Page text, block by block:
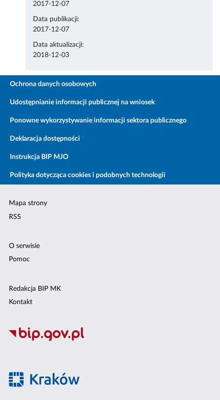
2017-12-07
Data publikacji:
2017-12-07
Data aktualizacji:
2018-12-03
Ochrona danych osobowych
Udostępnianie informacji publicznej na wniosek
Ponowne wykorzystywanie informacji sektora publicznego
Deklaracja dostępności
Instrukcja BIP MJO
Polityka dotycząca cookies i podobnych technologii
Mapa strony
RSS
O serwisie
Pomoc
Redakcja BIP MK
Kontakt